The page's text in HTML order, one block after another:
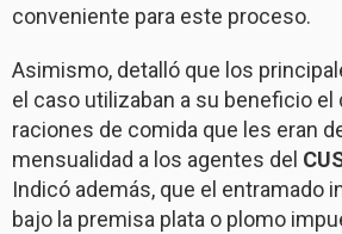
conveniente para este proceso.
Asimismo, detalló que los
el caso utilizaban a su beneficio el
raciones de comida que les eran
mensualidad a los agentes del
Indicó además, que el entramado
bajo la premisa plata o plomo